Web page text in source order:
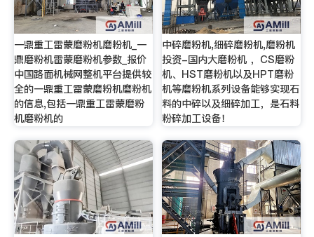
一鼎重工雷蒙磨粉机磨粉机_一
鼎磨粉机雷蒙磨粉机参数_报价
中国路面机械网整机平台提供较
全的一鼎重工雷蒙磨粉机磨粉机
的信息,包括一鼎重工雷蒙磨粉
机磨粉机的
中碎磨粉机,细碎磨粉机,磨粉机
投资-国内大磨粉机 ，CS磨粉
机、HST磨粉机以及HPT磨粉
机等磨粉机系列设备能够实现石
料的中碎以及细碎加工，是石料
粉碎加工设备！